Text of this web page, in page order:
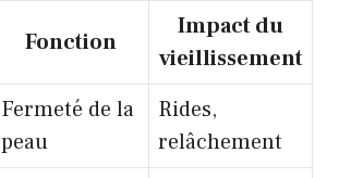
Fonction
Impact du
vieillissement
Fermeté de la
peau
Rides,
relâchement